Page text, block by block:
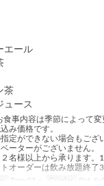
エール
茶
ュース
食事内容は季節によって変
み価格です。
定ができない場合もござ
ーターがございません。
名様以上から承ります。
オーダーは飲み放題終了
Tem 01 ~ Günler Pzt,